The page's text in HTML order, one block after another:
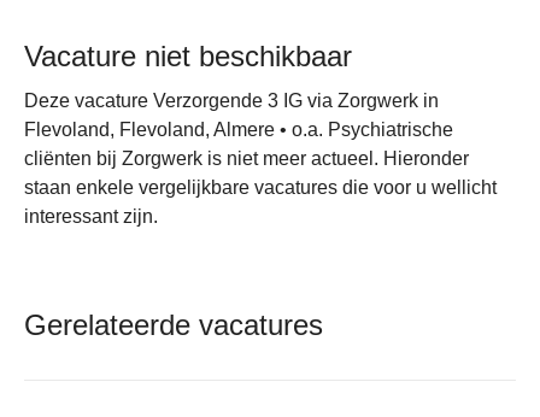
Vacature niet beschikbaar
Deze vacature Verzorgende 3 IG via Zorgwerk in
Flevoland, Flevoland, Almere • o.a. Psychiatrische
cliënten bij Zorgwerk is niet meer actueel. Hieronder
staan enkele vergelijkbare vacatures die voor u wellicht
interessant zijn.
Gerelateerde vacatures